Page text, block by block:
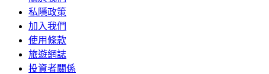
私隱政策
加入我們
使用條款
旅遊網誌
投資者關係